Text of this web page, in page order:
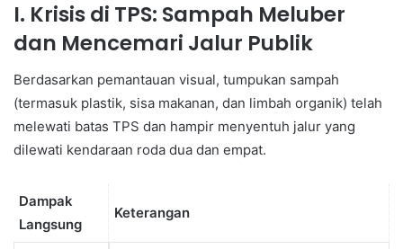
I. Krisis di TPS: Sampah Meluber
dan Mencemari Jalur Publik
Berdasarkan pemantauan visual, tumpukan sampah
(termasuk plastik, sisa makanan, dan limbah organik) telah
melewati batas TPS dan hampir menyentuh jalur yang
dilewati kendaraan roda dua dan empat.
Dampak
Langsung
Keterangan